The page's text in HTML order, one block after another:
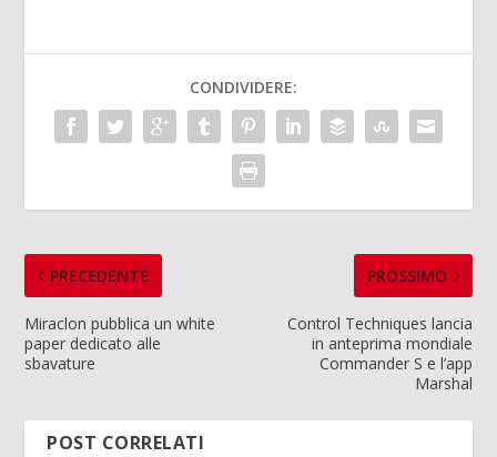
CONDIVIDERE:
PRECEDENTE
Miraclon pubblica un white
paper dedicato alle
sbavature
PROSSIMO
Control Techniques lancia
in anteprima mondiale
Commander S e l’app
Marshal
POST CORRELATI